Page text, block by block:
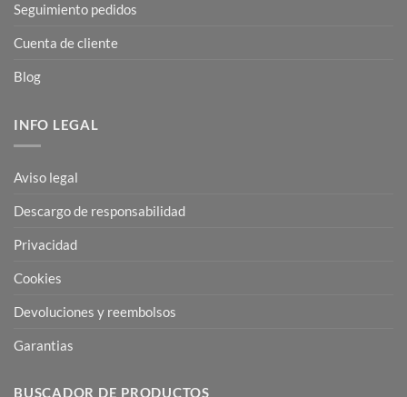
Seguimiento pedidos
Cuenta de cliente
Blog
INFO LEGAL
Aviso legal
Descargo de responsabilidad
Privacidad
Cookies
Devoluciones y reembolsos
Garantias
BUSCADOR DE PRODUCTOS